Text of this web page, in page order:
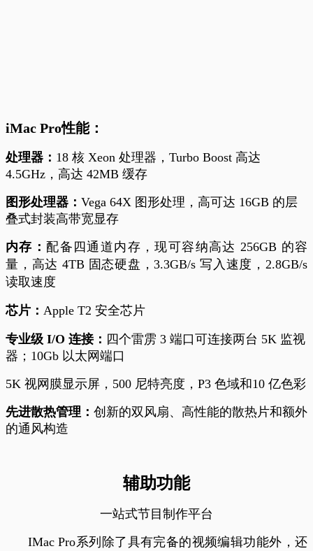
iMac Pro性能：
处理器： 18 核 Xeon 处理器，Turbo Boost 高达
4.5GHz，高达 42MB 缓存
图形处理器： Vega 64X 图形处理，高可达 16GB 的层
叠式封装高带宽显存
内存：配备四通道内存，现可容纳高达 256GB 的容
量，高达 4TB 固态硬盘，3.3GB/s 写入速度，2.8GB/s
读取速度
芯片： Apple T2 安全芯片
专业级 I/O 连接： 四个雷雳 3 端口可连接两台 5K 监视
器；10Gb 以太网端口
5K 视网膜显示屏，500 尼特亮度，P3 色域和10 亿色彩
先进散热管理： 创新的双风扇、高性能的散热片和额外
的通风构造
辅助功能
一站式节目制作平台
IMac Pro系列除了具有完备的视频编辑功能外，还